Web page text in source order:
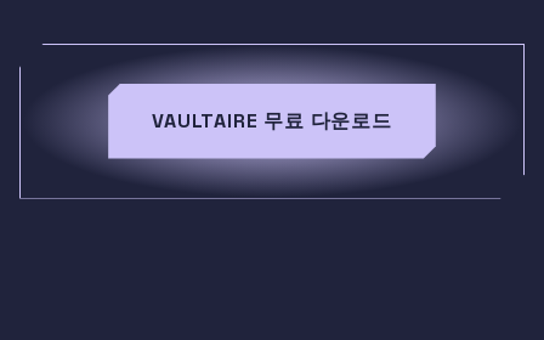
VAULTAIRE 무료 다운로드